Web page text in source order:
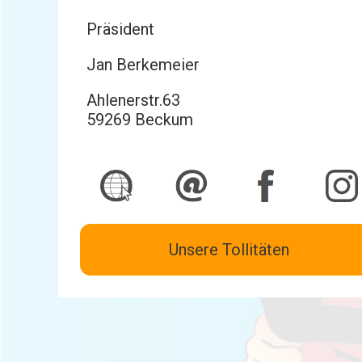
Präsident
Jan Berkemeier
Ahlenerstr.63
59269 Beckum
Unsere Tollitäten